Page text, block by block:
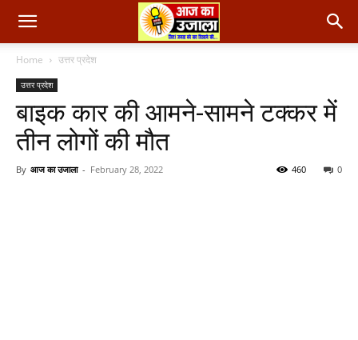
Home उत्तर प्रदेश
उत्तर प्रदेश
बाइक कार की आमने-सामने टक्कर में
तीन लोगों की मौत
By आज का उजाला - February 28, 2022 0
460